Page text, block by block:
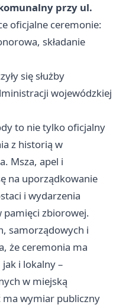
przy ul.
oficjalne ceremonie:
składanie
się służby
wojewódzkiej
to nie tylko oficjalny
z historią w
Msza, apel i
na uporządkowanie
i wydarzenia
pamięci zbiorowej.
samorządowych i
że ceremonia ma
i lokalny –
w miejską
ma wymiar publiczny